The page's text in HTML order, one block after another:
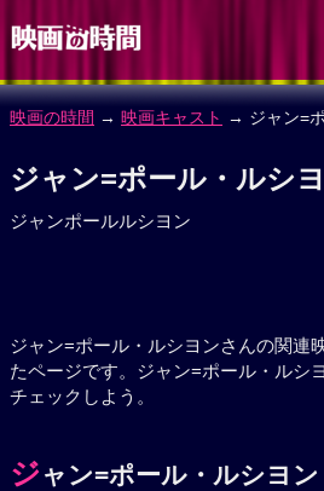
映画の時間 → 映画キャスト → ジャン=
ジャン=ポール・ルシ
ジャンポールルシヨン
ジャン=ポール・ルシヨンさんの関連
たページです。ジャン=ポール・ルシ
チェックしよう。
ジ ャン=ポール・ルシヨ